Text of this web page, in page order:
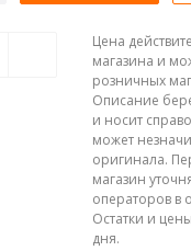
Цена
магазина и
розничных
Описание
и носит
может
оригинала.
магазин
операторов в
Остатки и
дня.